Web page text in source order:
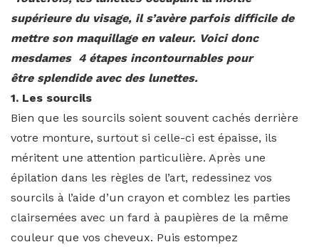
supérieure du visage, il s’avère parfois difficile de
mettre son maquillage en valeur. Voici donc
mesdames 4 étapes incontournables pour
être splendide avec des lunettes.
1. Les sourcils
Bien que les sourcils soient souvent cachés derrière
votre monture, surtout si celle-ci est épaisse, ils
méritent une attention particulière. Après une
épilation dans les règles de l’art, redessinez vos
sourcils à l’aide d’un crayon et comblez les parties
clairsemées avec un fard à paupières de la même
couleur que vos cheveux. Puis estompez